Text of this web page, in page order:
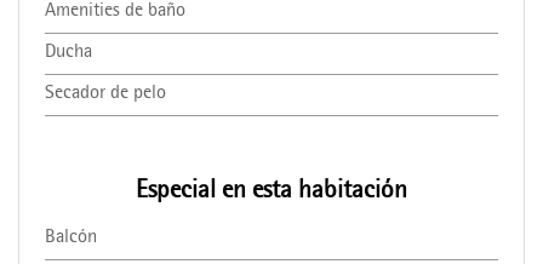
Amenities de baño
Ducha
Secador de pelo
Especial en esta habitación
Balcón